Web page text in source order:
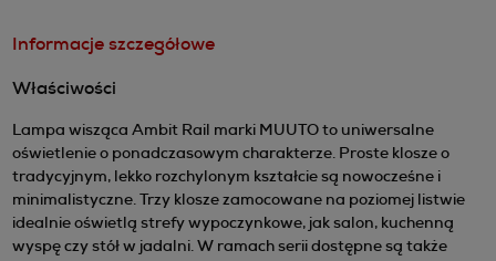
Informacje szczegółowe
Właściwości
Lampa wisząca Ambit Rail marki MUUTO to uniwersalne
oświetlenie o ponadczasowym charakterze. Proste klosze o
tradycyjnym, lekko rozchylonym kształcie są nowocześne i
minimalistyczne. Trzy klosze zamocowane na poziomej listwie
idealnie oświetlą strefy wypoczynkowe, jak salon, kuchenną
wyspę czy stół w jadalni. W ramach serii dostępne są także